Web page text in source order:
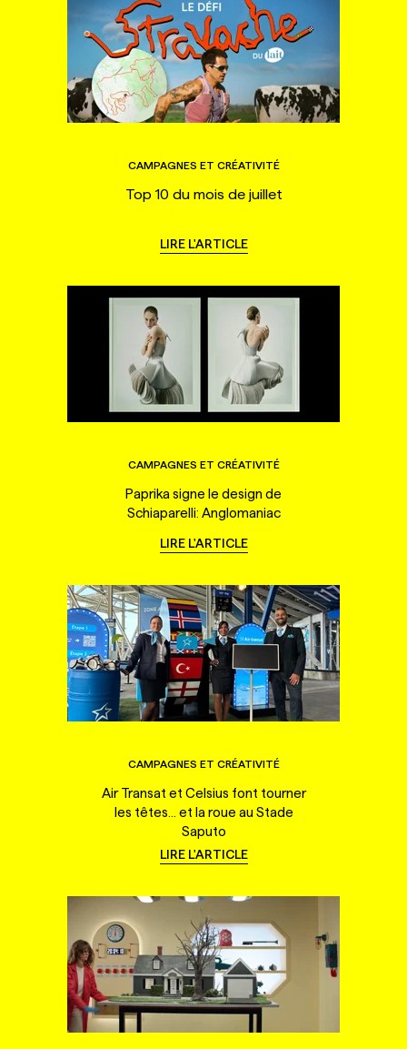
CAMPAGNES ET CRÉATIVITÉ
Top 10 du mois de juillet
LIRE L'ARTICLE
CAMPAGNES ET CRÉATIVITÉ
Paprika signe le design de
Schiaparelli: Anglomaniac
LIRE L'ARTICLE
CAMPAGNES ET CRÉATIVITÉ
Air Transat et Celsius font tourner
les têtes... et la roue au Stade
Saputo
LIRE L'ARTICLE